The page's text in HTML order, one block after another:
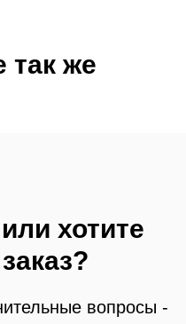
так же
хотите
вопросы -